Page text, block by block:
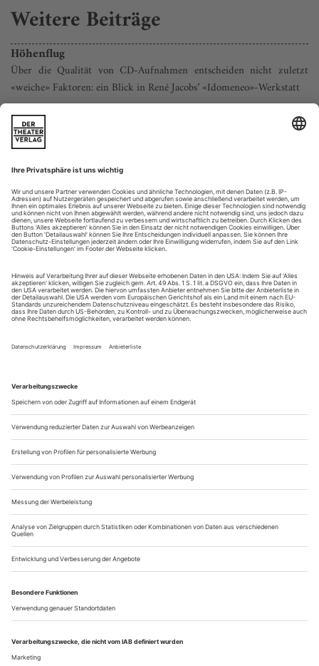
Weitere Beiträge
Höhenflug
Über die Qualität von CD-Aufnahmen entscheiden nicht zuletzt
«weiche» Faktoren: ein Blick in René Jacobs’ «Idomeneo»-Werkstatt
Manchmal hilft es, wenn man sich der Hauptsache auf
Nebenwegen nähert. Die Hauptsache ist: Wieder einmal hat
René Jacobs aus Sicht der «Opernwelt»-Kritiker Maßstäbe
gesetzt – diesmal mit einer Aufnahme des «Idomeneo», die
eine vollständige Rekonstruktion der von Mozart für die
Münchner Uraufführung 1781 geschriebenen, während der
Proben jedoch (vor allem im dritten...
«Entweder man hat’s oder man hat’s nicht»
José van Dam über Eigensinn und Idealismus, die französische
Vokalschule, die Zusammenarbeit mit Karajan
und Probleme mit dem Gesangsnachwuchs
Herr van Dam, 2010 werden Sie sich nach einem halben
Nie, für mich war dieser Weg immer selbstverständlich. Das
hat sicher damit zu tun, dass ich schon als Kind aufgetreten
bin – ich war immer Solist. Ein Freund meiner Eltern brachte
mich zu einem...
Die Welt ist anders
Ein «Opernwelt»-Gespräch mit Karen Stone (Magdeburg), André
Bücker (Dessau) und Karl-Heinz Steffens (Halle)
Auf der Spielzeitbroschüre 2009/10 des Theaters Magdeburg
heißt es in großen Lettern: «Wir sind Thema». Wenn man
durch Halle, Magdeburg und Dessau geht, drängt sich
allerdings keineswegs der
Eindruck auf, dass Musiktheater Stadtgespräch ist. Muss man
es nicht erst zu einem Thema machen?
Karen Stone: Das ist sicher wahr, aber in letzter Zeit ist das
Publikum in...